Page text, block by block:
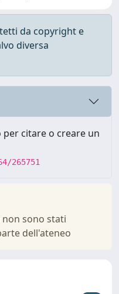
da copyright e
diversa
citare o creare un
265751
sono stati
dell'ateneo